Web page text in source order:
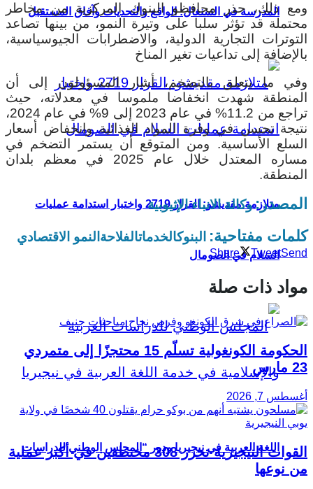
المدرسة في السنغال: الواقع والتحديات وآفاق المستقبل
متلازمة مقديشو: القرار 2719 واختبار استدامة عمليات
السلام في الصومال
اللغة العربية في نيجيريا ودور “المجلس الوطني للدراسات
ومع ذلك، حذر محافظو البنوك المركزية من مخاطر
محتملة قد تؤثر سلبا على وتيرة النمو، من بينها تصاعد
التوترات التجارية الدولية، والاضطرابات الجيوسياسية،
بالإضافة إلى تداعيات تغير المناخ
وفي ما يتعلق بالتضخم، أشار المسؤولون إلى أن
المنطقة شهدت انخفاضا ملموسا في معدلاته، حيث
تراجع من 11.2% في عام 2023 إلى 9% في عام 2024،
نتيجة تحسن في وفرة المواد الغذائية وانخفاض أسعار
السلع الأساسية. ومن المتوقع أن يستمر التضخم في
مساره المعتدل خلال عام 2025 في معظم بلدان
المنطقة.
المصدر:وكالة الانباء الإثيوبية
كلمات مفتاحية: البنوكالخدماتالفلاحة النمو الاقتصادي
Share TweetSend
مواد ذات صلة
الحكومة الكونغولية تسلّم 15 محتجزًا إلى متمردي
23 مارس
أغسطس 7, 2026
القوات النيجيرية تحرر 308 مختطفين في أكبر عملية
من نوعها